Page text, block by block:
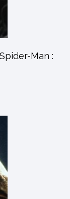
Man :